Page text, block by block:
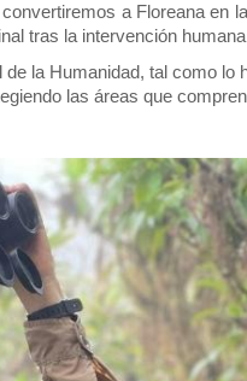
a Floreana en
tras la intervención
la Humanidad, tal como lo
las áreas que